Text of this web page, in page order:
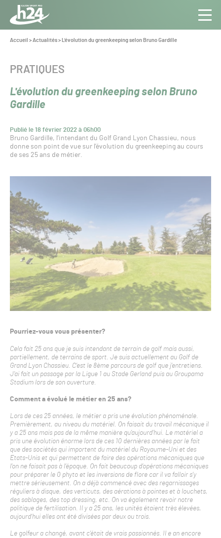
Panneau de gestion des cookies
Aller au contenu
Toute
l’info
Pro
Vous
Accueil >Actualités> L'évolution du greenkeeping selon Bruno Gardille
L'évolution du greenkeeping selon Bruno
Gardille
Publié le 18 février 2022 à 06h00
CATÉGORIE :
PRATIQUES
Bruno Gardille, l’intendant du Golf Grand Lyon Chassieu, nous
donne son point de vue sur l’évolution du greenkeeping au cours
de ses 25 ans de métier.
Pourriez-vous vous présenter?
Cela fait 25 ans que je suis intendant de terrain de golf mais aussi,
partiellement, de terrains de sport. Je suis actuellement au Golf de
Grand Lyon Chassieu. C’est le 8ème parcours de golf que j’entretiens.
J’ai fait un passage par la Ligue 1 au Stade Gerland puis au Groupama
Stadium lors de son ouverture.
Comment a évolué le métier en 25 ans?
Lors de ces 25 années, le métier a pris une évolution phénoménale.
Premièrement, au niveau du matériel. On faisait du travail mécanique il
y a 25 ans mais pas de la même manière qu’aujourd’hui. Le matériel a
pris une évolution énorme lors de ces 10 dernières années par le fait
que des sociétés qui importent du matériel du Royaume-Uni et des
Etats-Unis et qui permettent de faire des opérations mécaniques que
l’on ne faisait pas à l’époque. On fait beaucoup d’opérations mécaniques
pour préparer le 0 phyto et les inversions de flore car il va falloir s’y
mettre sérieusement. On a déjà commencé avec des regarnissages
réguliers à disque, des verticuts, des aérations à pointes et à louchets,
des sablages, des top dressing, etc. On va également revoir notre
politique de fertilisation. Il y a 25 ans, les unités étaient très élevées,
aujourd’hui elles ont été divisées par deux ou trois.
Le golfeur a changé, avant c’était de vrais passionnés. Il e an encore